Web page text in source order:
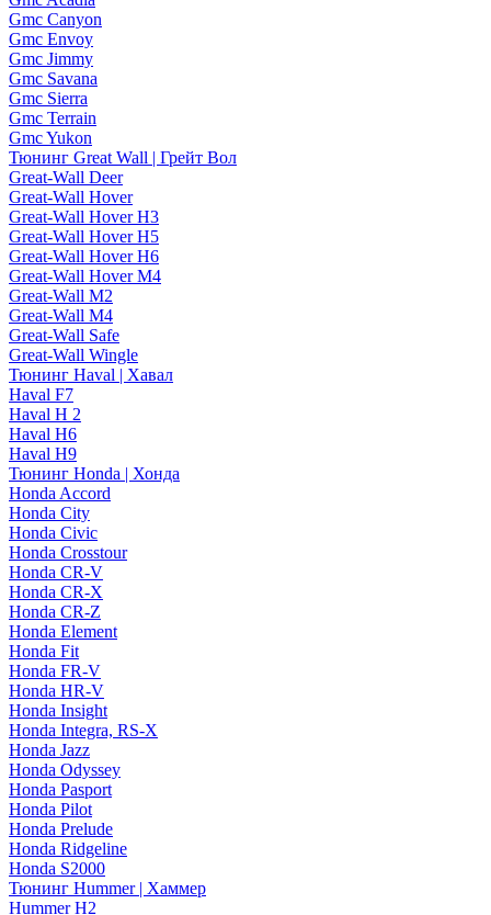
Gmc Canyon
Gmc Envoy
Gmc Jimmy
Gmc Savana
Gmc Sierra
Gmc Terrain
Gmc Yukon
Тюнинг Great Wall | Грейт Вол
Great-Wall Deer
Great-Wall Hover
Great-Wall Hover H3
Great-Wall Hover H5
Great-Wall Hover H6
Great-Wall Hover M4
Great-Wall M2
Great-Wall M4
Great-Wall Safe
Great-Wall Wingle
Тюнинг Haval | Хавал
Haval F7
Haval H 2
Haval H6
Haval H9
Тюнинг Honda | Хонда
Honda Accord
Honda City
Honda Civic
Honda Crosstour
Honda CR-V
Honda CR-X
Honda CR-Z
Honda Element
Honda Fit
Honda FR-V
Honda HR-V
Honda Insight
Honda Integra, RS-X
Honda Jazz
Honda Odyssey
Honda Pasport
Honda Pilot
Honda Prelude
Honda Ridgeline
Honda S2000
Тюнинг Hummer | Хаммер
Hummer H2